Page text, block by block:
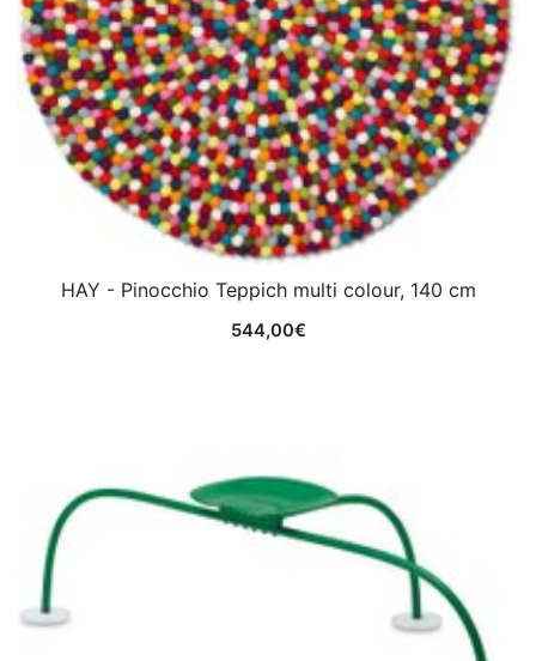
HAY - Pinocchio Teppich multi colour, 140 cm
544,00€